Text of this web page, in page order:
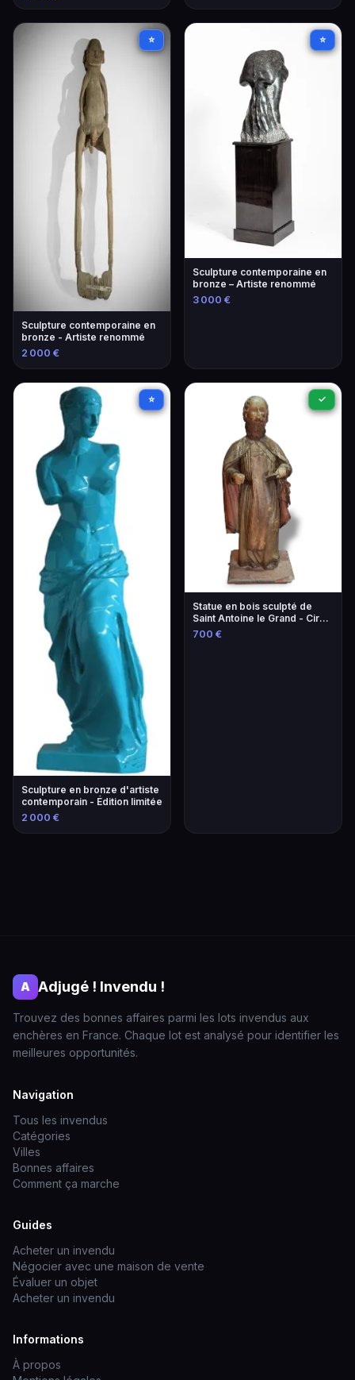
⭐
Sculpture contemporaine en
bronze - Artiste renommé
2 000 €
⭐
Sculpture contemporaine en
bronze – Artiste renommé
3 000 €
⭐
Sculpture en bronze d'artiste
contemporain - Édition limitée
2 000 €
✓
Statue en bois sculpté de
Saint Antoine le Grand - Circa
1700 - H. 108 cm
700 €
A Adjugé ! Invendu !
Trouvez des bonnes affaires parmi les lots invendus aux
enchères en France. Chaque lot est analysé pour identifier les
meilleures opportunités.
Navigation
Tous les invendus
Catégories
Villes
Bonnes affaires
Comment ça marche
Guides
Acheter un invendu
Négocier avec une maison de vente
Évaluer un objet
Acheter un invendu
Informations
À propos